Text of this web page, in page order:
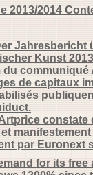
2013/2014
Jahresbericht
Kunst
du communiqué
de capitaux
par Euronext
for its